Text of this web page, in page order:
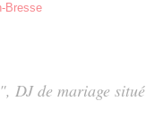
Bresse
DJ de mariage situé